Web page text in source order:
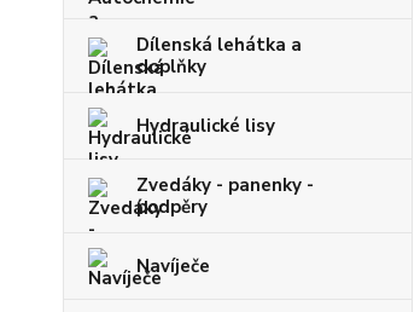
Dílenská lehátka a
doplňky
Hydraulické lisy
Zvedáky - panenky -
podpěry
Navíječe